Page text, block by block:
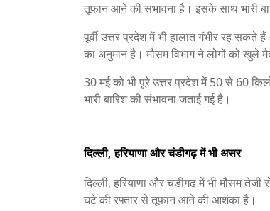
तूफान आने की संभावना है। इसके साथ भारी
पूर्वी उत्तर प्रदेश में भी हालात गंभीर रह
का अनुमान है। मौसम विभाग ने लोगों को खुले
30 मई को भी पूरे उत्तर प्रदेश में 50 से 60
भारी बारिश की संभावना जताई गई है।
दिल्ली, हरियाणा और चंडीगढ़ में भी असर
दिल्ली, हरियाणा और चंडीगढ़ में भी मौसम
घंटे की रफ्तार से तूफान आने की आशंका है।